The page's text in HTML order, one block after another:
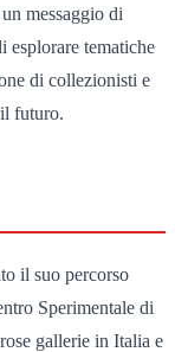
messaggio di
esplorare tematiche
di collezionisti e
futuro.
il suo percorso
Sperimentale di
gallerie in Italia e